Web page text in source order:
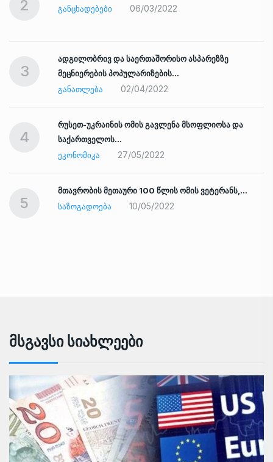
2 ᲒᲐᲜᲪᲮᲐᲓᲔᲑᲔᲑᲘ 06/03/2022
3
ადგილობრივ და საერთაშორისო ასპარეზზე
მეცნიერების პოპულარიზების…
ᲒᲐᲜᲐᲗᲚᲔᲑᲐ
02/04/2022
4
რუსეთ-უკრაინის ომის გავლენა მსოფლიოსა და
საქართველოს…
ᲔᲙᲝᲜᲝᲛᲘᲙᲐ
27/05/2022
5
მთავრობის მეთაური 100 წლის ომის ვეტერანს,…
ᲡᲐᲖᲝᲒᲐᲓᲝᲔᲑᲐ
10/05/2022
Მსგავსი Სიახლეები